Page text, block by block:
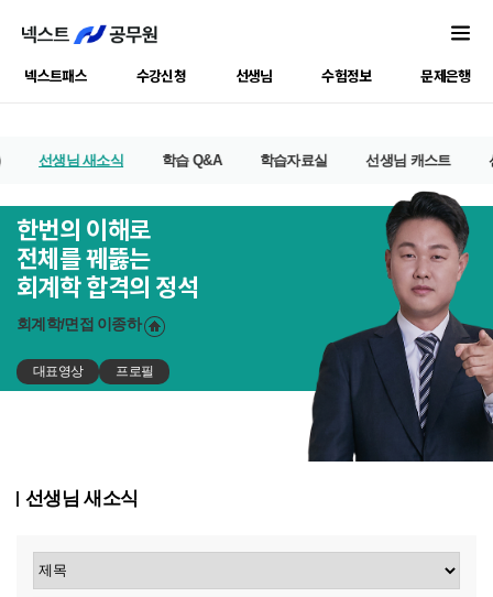
넥스트패스 수강신청 선생님 수험정보 문제은행
선생님 새소식 학습 Q&A 학습자료실 선생님 캐스트
한번의 이해로
전체를 꿰뚫는
회계학 합격의 정석
회계학/면접 이종하
대표영상 프로필
선생님 새소식